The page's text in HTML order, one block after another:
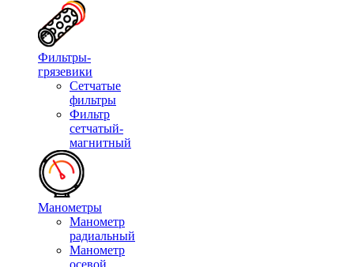
Фильтры-
грязевики
Сетчатые
фильтры
Фильтр
сетчатый-
магнитный
Манометры
Манометр
радиальный
Манометр
осевой